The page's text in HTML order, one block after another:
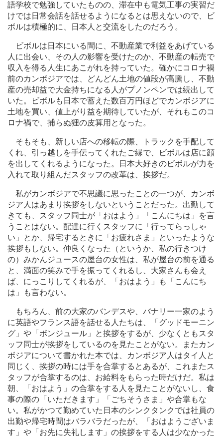
語学校で勉強していたものの、滞在中も電気工事の実習だ
けでは日常会話を話せるようになるとは思えないので、ビ
ボルは積極的に、日本人と交流をしたのだろう。
ビボルは日本にいる間に、不動産業で利益をあげている
人に出会い、その人の影響を受けたのか、不動産の転売で
収入を得る人生にあこがれを持っていた。確かにコロナ禍
前のカンボジアでは、どんどん土地の値段が高騰し、不動
産の売却益で大金持ちになる人がプノンペンでは続出して
いた。ビボルも日本で蓄えた数百万円ほどでカンボジアに
土地を買い、値上がり益を期待していたが、それもこのコ
ロナ禍で、捕らぬ狸の皮算用となった。
そもそも、新しい店への移転の際、トラックを手配して
くれ、引っ越しを手伝ってくれたご縁で、ビボルは店に顔
を出してくれるようになった。日本大好きのビボルが力を
入れて取り組んだスタッフの改革は、挨拶だ。
私がカンボジアで不思議に思ったことの一つが、カンボ
ジア人はあまり挨拶をしないということだった。出勤して
きても、スタッフ同士が「おはよう」「こんにちは」を言
うことはない。配達に行くスタッフに「行ってらっしゃ
い」とか、帰宅するときに「お疲れさま」といったような
挨拶もしない。仲良くなった（というか、私の行きつけ
の）みかんジュースの屋台の女性は、私が屋台の前を通る
と、満面の笑みで手を振ってくれるし、大家さんも会え
ば、にっこりしてくれるが、「おはよう」も「こんにち
は」も言わない。
もちろん、前の大家のバンデスや、バナリー一家のよう
に英語やフランス語を話せる人たちは、「グッドモーニン
グ」や「ボンジュール」と挨拶をするが、少なくともスタ
ッフ同士が挨拶をしているのを見たことがない。またカン
ボジアについて書かれた本では、カンボジア人はタイ人と
同じく、挨拶の時には手を合掌するとあるが、これまたス
タッフが合掌するのは、お給料をもらった時だけだ。私は
朝、「おはよう」の合掌をする人を見たことがないし、食
事の際の「いただきます」「ごちそうさま」や合掌もな
い。私がかつて勤めていた日本のシンクタンクでは社員の
出勤や帰宅時間はバラバラだったが、「おはようございま
す」や「お先に失礼します」の挨拶をする人は少なかった